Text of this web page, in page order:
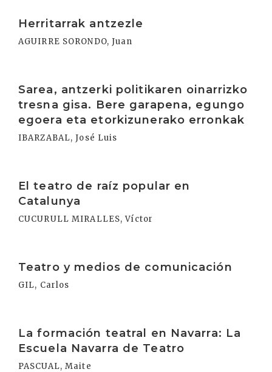
Herritarrak antzezle
AGUIRRE SORONDO, Juan
Sarea, antzerki politikaren oinarrizko
tresna gisa. Bere garapena, egungo
egoera eta etorkizunerako erronkak
IBARZABAL, José Luis
El teatro de raíz popular en
Catalunya
CUCURULL MIRALLES, Víctor
Teatro y medios de comunicación
GIL, Carlos
La formación teatral en Navarra: La
Escuela Navarra de Teatro
PASCUAL, Maite